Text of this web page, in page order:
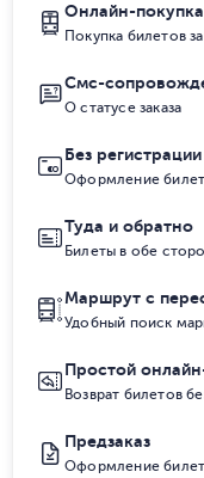
Онлайн-покупка
Покупка билетов
Смс-
О статусе заказа
Без регистрации
Оформление
Туда и обратно
Билеты в обе
Маршрут с
Удобный поиск
Простой
Возврат билетов
Предзаказ
Оформление